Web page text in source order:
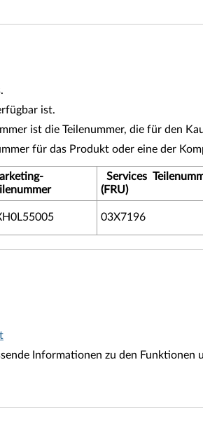
ist.
ist die Teilenummer, die für den
für das Produkt oder eine der
Services
(FRU)
03X7196
Informationen zu den Funktionen